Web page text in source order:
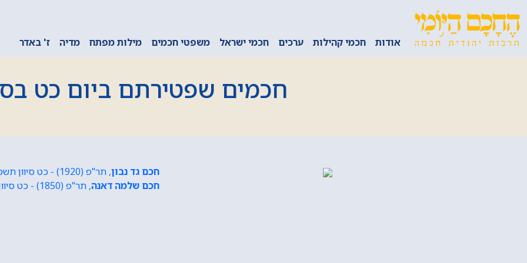
אודות חכמי קהילות ערכים חכמי ישראל משפטי חכמים מילות מפתח מדיה ז' באדר
חכמים שפטירתם ביום כט
חכם גד נבון, תר"פ (1920) - כט סיוון תשס"ו (2006)
חכם שלמה דאנה, תר"פ (1850) - כט סיוון תשס"ו (1913)